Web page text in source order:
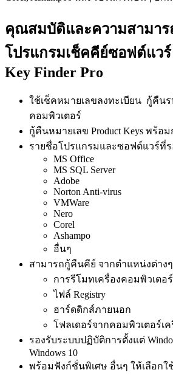
คุณสมบัติและความสามาร
โปรแกรมเช็คคีย์ซอฟต์แวร์
Key Finder Pro
ใช้เช็คหมายเลขลงทะเบียน กู้คืนร
คอมพิวเตอร์
กู้คืนหมายเลข Product Keys พร้อ
รายชื่อโปรแกรมและซอฟต์แวร์ที่
MS Office
MS SQL Server
Adobe
Norton Anti-virus
VMWare
Nero
Corel
Ashampo
อื่นๆ
สามารถกู้คืนคีย์ จากตำแหน่งต่างๆ
การรีโมทเครื่องคอมพิวเตอร์
ไฟล์ Registry
ฮาร์ดดิกส์ภายนอก
โฟลเดอร์จากคอมพิวเตอร์เ
รองรับระบบปฏิบัติการตั้งแต่
Windows 10
พร้อมฟังก์ชั่นพิเศษ อื่นๆ ให้เลือกใ